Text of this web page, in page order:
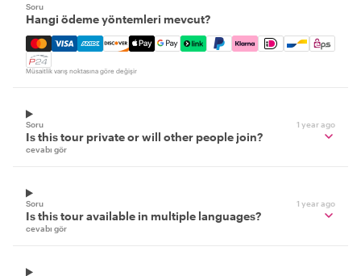
Soru
Hangi ödeme yöntemleri mevcut?
Mastercard, Visa, Amex, Discover, Apple Pay, Google
Müsaitlik varış noktasına göre değişir
Soru 1 year ago
Is this tour private or will other people join?
cevabı gör
Soru 1 year ago
Is this tour available in multiple languages?
cevabı gör